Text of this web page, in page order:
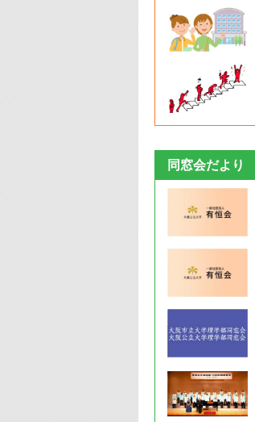
同窓会だより